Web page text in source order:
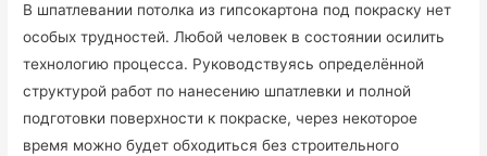
В шпатлевании потолка из гипсокартона под покраску нет
особых трудностей. Любой человек в состоянии осилить
технологию процесса. Руководствуясь определённой
структурой работ по нанесению шпатлевки и полной
подготовки поверхности к покраске, через некоторое
время можно будет обходиться без строительного